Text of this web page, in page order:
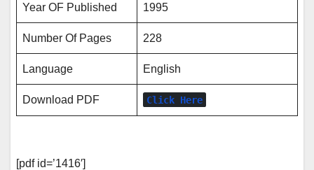
Year OF Published 1995
Number Of Pages 228
Language English
Download PDF Click Here
[pdf id=’1416′]